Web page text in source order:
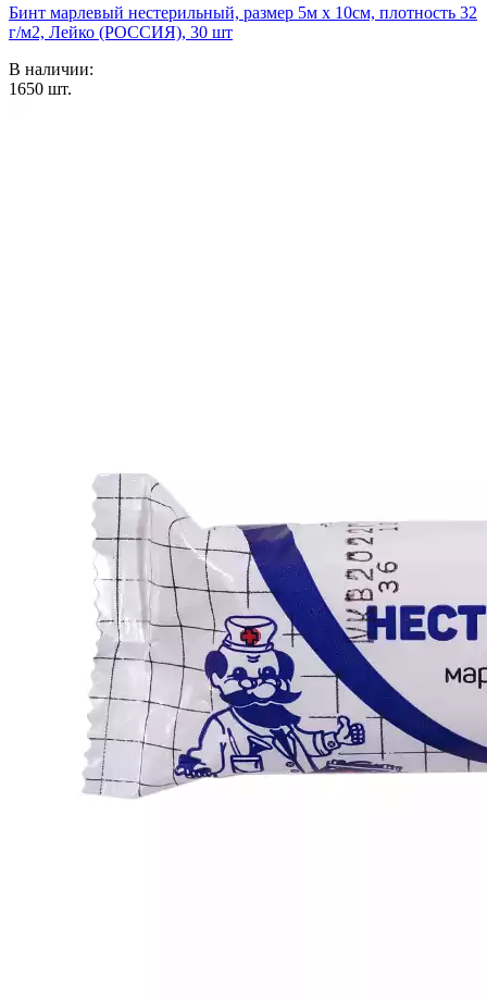
Бинт марлевый нестерильный, размер 5м х 10см, плотность 32
г/м2, Лейко (РОССИЯ), 30 шт
В наличии:
1650 шт.